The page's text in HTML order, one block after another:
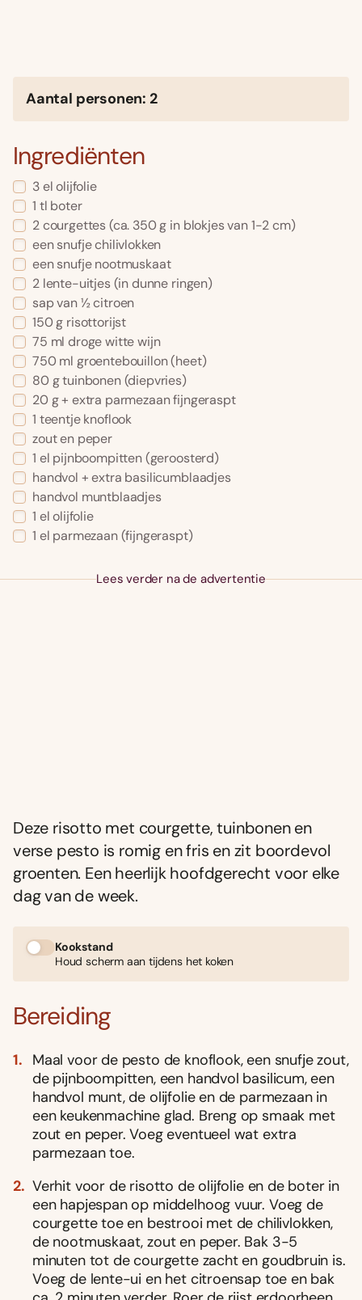
Aantal personen: 2
Ingrediënten
3 el olijfolie
1 tl boter
2 courgettes (ca. 350 g in blokjes van 1-2 cm)
een snufje chilivlokken
een snufje nootmuskaat
2 lente-uitjes (in dunne ringen)
sap van ½ citroen
150 g risottorijst
75 ml droge witte wijn
750 ml groentebouillon (heet)
80 g tuinbonen (diepvries)
20 g + extra parmezaan fijngeraspt
1 teentje knoflook
zout en peper
1 el pijnboompitten (geroosterd)
handvol + extra basilicumblaadjes
handvol muntblaadjes
1 el olijfolie
1 el parmezaan (fijngeraspt)
Lees verder na de advertentie
Deze risotto met courgette, tuinbonen en
verse pesto is romig en fris en zit boordevol
groenten. Een heerlijk hoofdgerecht voor elke
dag van de week.
Kookstand
Houd scherm aan tijdens het koken
Bereiding
Maal voor de pesto de knoflook, een snufje zout,
de pijnboompitten, een handvol basilicum, een
handvol munt, de olijfolie en de parmezaan in
een keukenmachine glad. Breng op smaak met
zout en peper. Voeg eventueel wat extra
parmezaan toe.
Verhit voor de risotto de olijfolie en de boter in
een hapjespan op middelhoog vuur. Voeg de
courgette toe en bestrooi met de chilivlokken,
de nootmuskaat, zout en peper. Bak 3-5
minuten tot de courgette zacht en goudbruin is.
Voeg de lente-ui en het citroensap toe en bak